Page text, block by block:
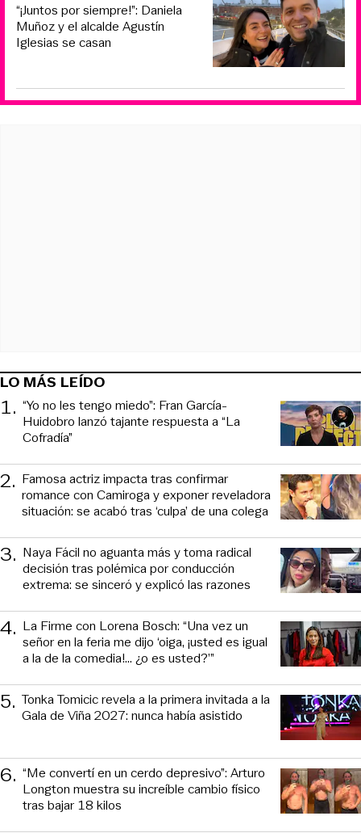
“¡Juntos por siempre!”: Daniela
Muñoz y el alcalde Agustín
Iglesias se casan
LO MÁS LEÍDO
1. “Yo no les tengo miedo”: Fran García-
Huidobro lanzó tajante respuesta a “La
Cofradía”
2. Famosa actriz impacta tras confirmar
romance con Camiroga y exponer reveladora
situación: se acabó tras ‘culpa’ de una colega
3. Naya Fácil no aguanta más y toma radical
decisión tras polémica por conducción
extrema: se sinceró y explicó las razones
4. La Firme con Lorena Bosch: “Una vez un
señor en la feria me dijo ‘oiga, ¡usted es igual
a la de la comedia!... ¿o es usted?’”
5. Tonka Tomicic revela a la primera invitada a la
Gala de Viña 2027: nunca había asistido
6. “Me convertí en un cerdo depresivo”: Arturo
Longton muestra su increíble cambio físico
tras bajar 18 kilos